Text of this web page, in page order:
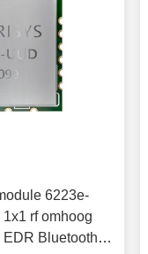
6223e-
rf omhoog
Bluetooth